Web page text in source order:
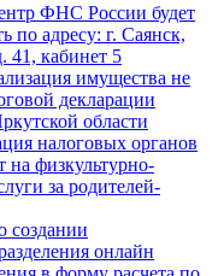
ФНС России будет
по адресу: г. Саянск,
кабинет 5
имущества не
декларации
области
налоговых органов
на физкультурно-
за родителей-
создании
онлайн